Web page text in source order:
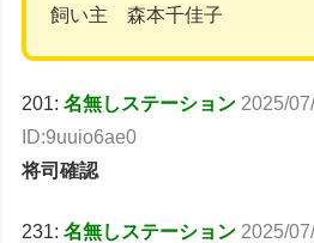
飼い主 森本千佳子
201:名無しステーション 2025/
ID:9uuio6ae0
将司確認
231:名無しステーション 2025/